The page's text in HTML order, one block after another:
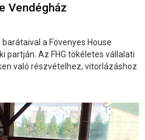
Vendégház
a Fövenyes House
partján. Az FHG tökéletes vállalati
való részvételhez, vitorlázáshoz